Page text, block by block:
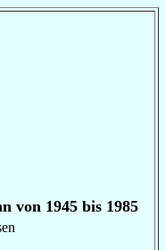
von 1945 bis 1985